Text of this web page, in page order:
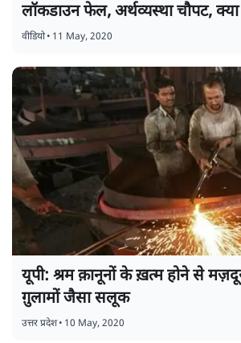
लॉकडाउन फेल, अर्थव्यस्था चौपट,
वीडियो• 11 May, 2020
यूपी: श्रम क़ानूनों के ख़त्म होने से
ग़ुलामों जैसा सलूक
उत्तर प्रदेश• 10 May, 2020